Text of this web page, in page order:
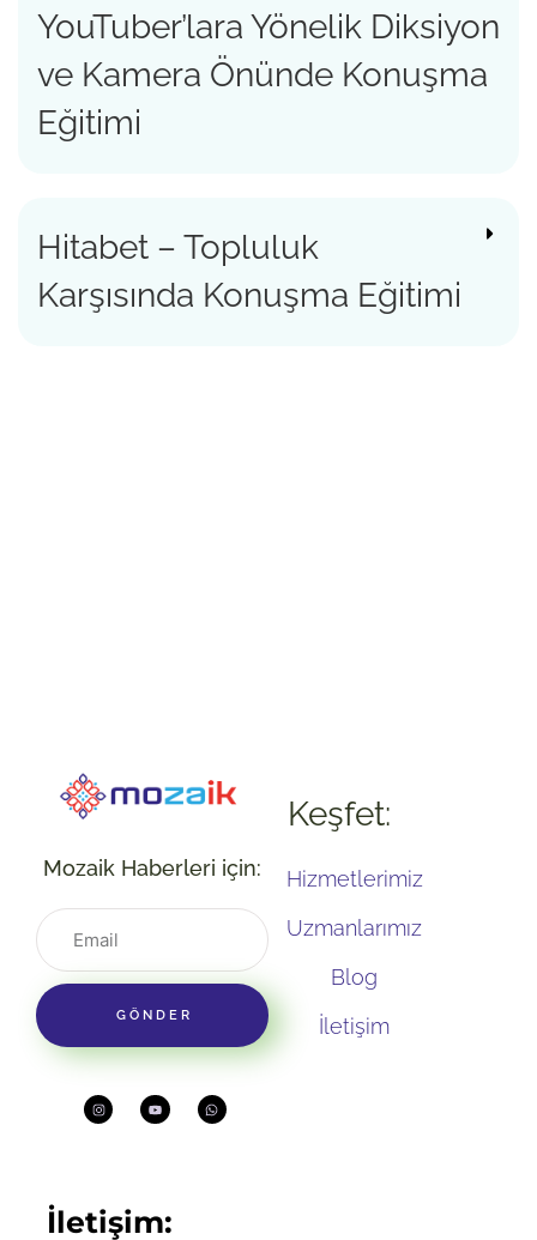
YouTuber’lara Yönelik Diksiyon
ve Kamera Önünde Konuşma
Eğitimi
Hitabet – Topluluk
Karşısında Konuşma Eğitimi
Mozaik Haberleri için:
GÖNDER
Keşfet:
Hizmetlerimiz
Uzmanlarımız
Blog
İletişim
İletişim: